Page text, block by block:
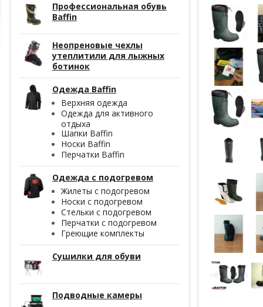
Профессиональная обувь
Baffin
Неопреновые чехлы
утеплитили для лыжных
ботинок
Одежда Baffin
Верхняя одежда
Одежда для активного
отдыха
Шапки Baffin
Носки Baffin
Перчатки Baffin
Одежда с подогревом
Жилеты с подогревом
Носки с подогревом
Стельки с подогревом
Перчатки с подогревом
Греющие комплекты
Сушилки для обуви
Подводные камеры